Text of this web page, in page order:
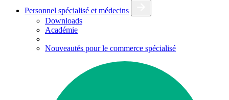
Personnel spécialisé et médecins
Downloads
Académie
Nouveautés pour le commerce spécialisé